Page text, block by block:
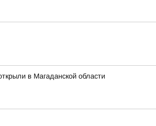
в Магаданской области